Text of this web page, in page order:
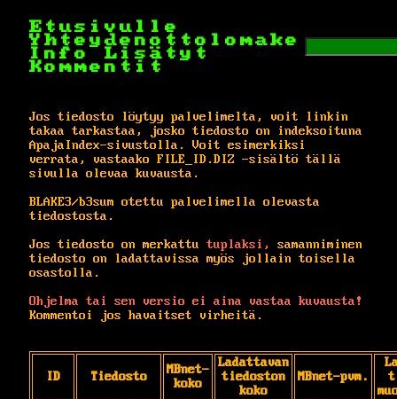
Etusivulle
Yhteydenottolomake
Info
Lisätyt
Kommentit
Jos tiedosto löytyy palvelimelta, voit linkin
takaa tarkastaa, josko tiedosto on indeksoituna
ApajaIndex-sivustolla. Voit esimerkiksi
verrata, vastaako FILE_ID.DIZ -sisältö tällä
sivulla olevaa kuvausta.
BLAKE3/b3sum otettu palvelimella olevasta
tiedostosta.
Jos tiedosto on merkattu tuplaksi,
samanniminen
tiedosto on ladattavissa myös jollain toisella
osastolla.
Ohjelma tai sen versio ei aina vastaa kuvausta!
Kommentoi jos havaitset virheitä.
ID Tiedosto
MBnet-
koko
Ladattavan
tiedoston
koko
MBnet-pvm.